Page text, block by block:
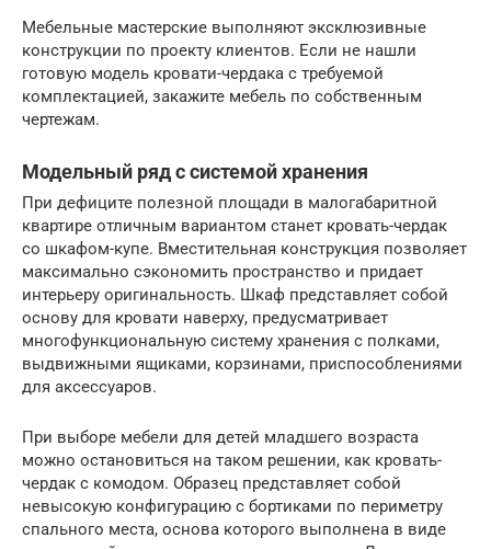
Мебельные мастерские выполняют эксклюзивные
конструкции по проекту клиентов. Если не нашли
готовую модель кровати-чердака с требуемой
комплектацией, закажите мебель по собственным
чертежам.
Модельный ряд с системой хранения
При дефиците полезной площади в малогабаритной
квартире отличным вариантом станет кровать-чердак
со шкафом-купе. Вместительная конструкция позволяет
максимально сэкономить пространство и придает
интерьеру оригинальность. Шкаф представляет собой
основу для кровати наверху, предусматривает
многофункциональную систему хранения с полками,
выдвижными ящиками, корзинами, приспособлениями
для аксессуаров.
При выборе мебели для детей младшего возраста
можно остановиться на таком решении, как кровать-
чердак с комодом. Образец представляет собой
невысокую конфигурацию с бортиками по периметру
спального места, основа которого выполнена в виде